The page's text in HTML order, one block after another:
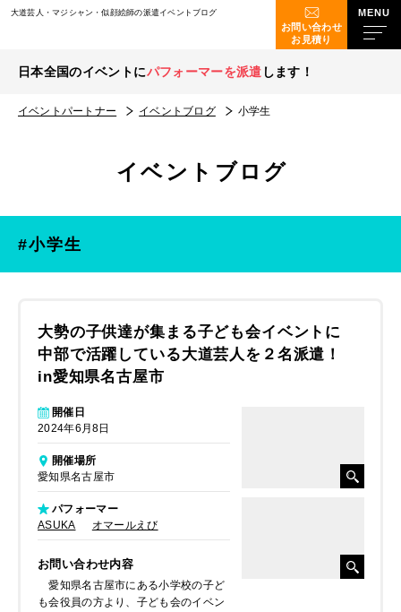
大道芸人・マジシャン・似顔絵師の派遣イベントブログ
お問い合わせ
お見積り
日本全国のイベントにパフォーマーを派遣 します！
イベントパートナー イベントブログ 小学生
イベントブログ
#小学生
大勢の子供達が集まる子ども会イベントに
中部で活躍している大道芸人を２名派遣！
in愛知県名古屋市
開催日
2024年6月8日
開催場所
愛知県名古屋市
パフォーマー
ASUKA
オマールえび
お問い合わせ内容
愛知県名古屋市にある小学校の子ど
も会役員の方より、子ども会のイベン